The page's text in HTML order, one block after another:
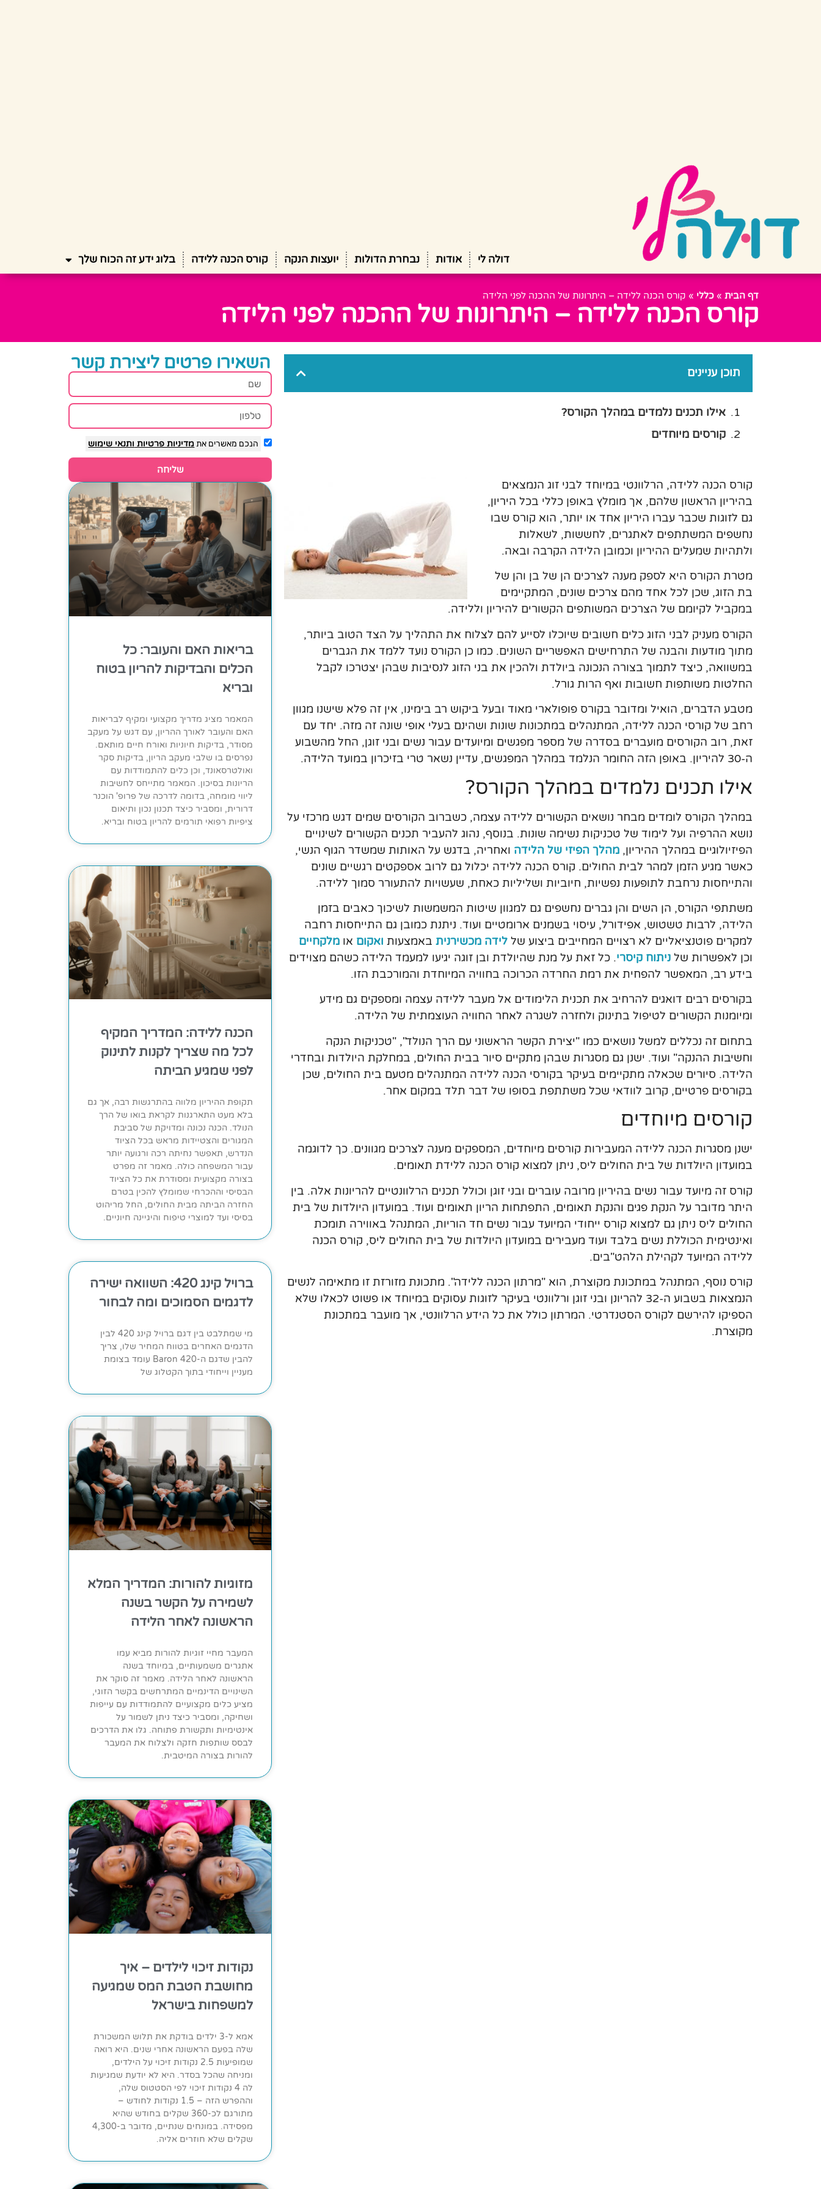
דולה לי אודות נבחרת הדולות יועצות הנקה קורס הכנה ללידה בלוג ידע זה הכוח שלך
דף הבית » כללי » קורס הכנה ללידה – היתרונות של ההכנה לפני הלידה
קורס הכנה ללידה – היתרונות של ההכנה לפני הלידה
תוכן עניינים
אילו תכנים נלמדים במהלך הקורס?
קורסים מיוחדים
קורס הכנה ללידה, הרלוונטי במיוחד לבני זוג הנמצאים
בהיריון הראשון שלהם, אך מומלץ באופן כללי בכל היריון,
גם לזוגות שכבר עברו היריון אחד או יותר, הוא קורס שבו
נחשפים המשתתפים לאתגרים, לחששות, לשאלות
ולתהיות שמעלים ההיריון וכמובן הלידה הקרבה ובאה.
מטרת הקורס היא לספק מענה לצרכים הן של בן והן של
בת הזוג, שכן לכל אחד מהם צרכים שונים, המתקיימים
במקביל לקיומם של הצרכים המשותפים הקשורים להיריון וללידה.
הקורס מעניק לבני הזוג כלים חשובים שיוכלו לסייע להם לצלוח את התהליך על הצד הטוב ביותר,
מתוך מודעות והבנה של התרחישים האפשריים השונים. כמו כן הקורס נועד ללמד את הגברים
במשוואה, כיצד לתמוך בצורה הנכונה ביולדת ולהכין את בני הזוג לנסיבות שבהן יצטרכו לקבל
החלטות משותפות חשובות ואף הרות גורל.
מטבע הדברים, הואיל ומדובר בקורס פופולארי מאוד ובעל ביקוש רב בימינו, אין זה פלא שישנו מגוון
רחב של קורסי הכנה ללידה, המתנהלים במתכונות שונות ושהינם בעלי אופי שונה זה מזה. יחד עם
זאת, רוב הקורסים מועברים בסדרה של מספר מפגשים ומיועדים עבור נשים ובני זוגן, החל מהשבוע
ה-30 להיריון. באופן הזה החומר הנלמד במהלך המפגשים, עדיין נשאר טרי בזיכרון במועד הלידה.
אילו תכנים נלמדים במהלך הקורס?
במהלך הקורס לומדים מבחר נושאים הקשורים ללידה עצמה, כשברוב הקורסים שמים דגש מרכזי על
נושא ההרפיה ועל לימוד של טכניקות נשימה שונות. בנוסף, נהוג להעביר תכנים הקשורים לשינויים
הפיזיולוגיים במהלך ההיריון, מהלך הפיזי של הלידה ואחריה, בדגש על האותות שמשדר הגוף הנשי,
כאשר מגיע הזמן למהר לבית החולים. קורס הכנה ללידה יכלול גם לרוב אספקטים רגשיים שונים
והתייחסות נרחבת לתופעות נפשיות, חיוביות ושליליות כאחת, שעשויות להתעורר סמוך ללידה.
משתתפי הקורס, הן השים והן גברים נחשפים גם למגוון שיטות המשמשות לשיכוך כאבים בזמן
הלידה, לרבות טשטוש, אפידורל, עיסוי בשמנים ארומטיים ועוד. ניתנת כמובן גם התייחסות רחבה
למקרים פוטנציאליים לא רצויים המחייבים ביצוע של לידה מכשירנית באמצעות ואקום או מלקחיים
וכן לאפשרות של ניתוח קיסרי. כל זאת על מנת שהיולדת ובן זוגה יגיעו למעמד הלידה כשהם מצוידים
בידע רב, המאפשר להפחית את רמת החרדה הכרוכה בחוויה המיוחדת והמורכבת הזו.
בקורסים רבים דואגים להרחיב את תכנית הלימודים אל מעבר ללידה עצמה ומספקים גם מידע
ומיומנות הקשורים לטיפול בתינוק ולחזרה לשגרה לאחר החוויה העוצמתית של הלידה.
בתחום זה נכללים למשל נושאים כמו "יצירת הקשר הראשוני עם הרך הנולד", "טכניקות הנקה
וחשיבות ההנקה" ועוד. ישנן גם מסגרות שבהן מתקיים סיור בבית החולים, במחלקת היולדות ובחדרי
הלידה. סיורים שכאלה מתקיימים בעיקר בקורסי הכנה ללידה המתנהלים מטעם בית החולים, שכן
בקורסים פרטיים, קרוב לוודאי שכל משתתפת בסופו של דבר תלד במקום אחר.
קורסים מיוחדים
ישנן מסגרות הכנה ללידה המעבירות קורסים מיוחדים, המספקים מענה לצרכים מגוונים. כך לדוגמה
במועדון היולדות של בית החולים ליס, ניתן למצוא קורס הכנה ללידת תאומים.
קורס זה מיועד עבור נשים בהיריון מרובה עוברים ובני זוגן וכולל תכנים הרלוונטיים להריונות אלה. בין
היתר מדובר על הנקת פגים והנקת תאומים, התפתחות הריון תאומים ועוד. במועדון היולדות של בית
החולים ליס ניתן גם למצוא קורס ייחודי המיועד עבור נשים חד הוריות, המתנהל באווירה תומכת
ואינטימית הכוללת נשים בלבד ועוד מעבירים במועדון היולדות של בית החולים ליס, קורס הכנה
ללידה המיועד לקהילת הלהט"בים.
קורס נוסף, המתנהל במתכונת מקוצרת, הוא "מרתון הכנה ללידה". מתכונת מזורזת זו מתאימה לנשים
הנמצאות בשבוע ה-32 להריונן ובני זוגן ורלוונטי בעיקר לזוגות עסוקים במיוחד או פשוט לכאלו שלא
הספיקו להירשם לקורס הסטנדרטי. המרתון כולל את כל הידע הרלוונטי, אך מועבר במתכונת
מקוצרת.
השאירו פרטים ליצירת קשר
הנכם מאשרים אתמדיניות פרטיות ותנאי שימוש
שליחה
בריאות האם והעובר: כל
הכלים והבדיקות להריון בטוח
ובריא
המאמר מציג מדריך מקצועי ומקיף לבריאות
האם והעובר לאורך ההריון, עם דגש על מעקב
מסודר, בדיקות חיוניות ואורח חיים מותאם.
נפרסים בו שלבי מעקב הריון, בדיקות סקר
ואולטרסאונד, וכן כלים להתמודדות עם
הריונות בסיכון. המאמר מתייחס לחשיבות
ליווי מומחה, בדומה לדרכה של פרופ' הוכנר
דרורית, ומסביר כיצד תכנון נכון ותיאום
ציפיות רפואי תורמים להריון בטוח ובריא.
הכנה ללידה: המדריך המקיף
לכל מה שצריך לקנות לתינוק
לפני שמגיע הביתה
תקופת ההיריון מלווה בהתרגשות רבה, אך גם
בלא מעט התארגנות לקראת בואו של הרך
הנולד. הכנה נכונה ומדויקת של סביבת
המגורים והצטיידות מראש בכל הציוד
הנדרש, תאפשר נחיתה רכה ורגועה יותר
עבור המשפחה כולה. מאמר זה מפרט
בצורה מקצועית ומסודרת את כל הציוד
הבסיסי וההכרחי שמומלץ להכין בטרם
החזרה הביתה מבית החולים, החל מריהוט
בסיסי ועד למוצרי טיפוח והיגיינה חיוניים.
ברויל קינג 420: השוואה ישירה
לדגמים הסמוכים ומה לבחור
מי שמתלבט בין דגם ברויל קינג 420 לבין
הדגמים האחרים בטווח המחיר שלו, צריך
להבין שדגם ה-Baron 420 עומד בצומת
מעניין וייחודי בתוך הקטלוג של
מזוגיות להורות: המדריך המלא
לשמירה על הקשר בשנה
הראשונה לאחר הלידה
המעבר מחיי זוגיות להורות מביא עמו
אתגרים משמעותיים, במיוחד בשנה
הראשונה לאחר הלידה. מאמר זה סוקר את
השינויים הדינמיים המתרחשים בקשר הזוגי,
מציע כלים מקצועיים להתמודדות עם עייפות
ושחיקה, ומסביר כיצד ניתן לשמור על
אינטימיות ותקשורת פתוחה. גלו את הדרכים
לבסס שותפות חזקה ולצלוח את המעבר
להורות בצורה המיטבית.
נקודות זיכוי לילדים – איך
מחושבת הטבת המס שמגיעה
למשפחות בישראל
אמא ל-3 ילדים בודקת את תלוש המשכורת
שלה בפעם הראשונה אחרי שנים. היא רואה
שמופיעות 2.5 נקודות זיכוי על הילדים,
ומניחה שהכל בסדר. היא לא יודעת שמגיעות
לה 4 נקודות זיכוי לפי הסטטוס שלה,
וההפרש הזה – 1.5 נקודות לחודש –
מתורגם לכ-360 שקלים בחודש שהיא
מפסידה. במונחים שנתיים, מדובר ב-4,300
שקלים שלא חוזרים אליה.